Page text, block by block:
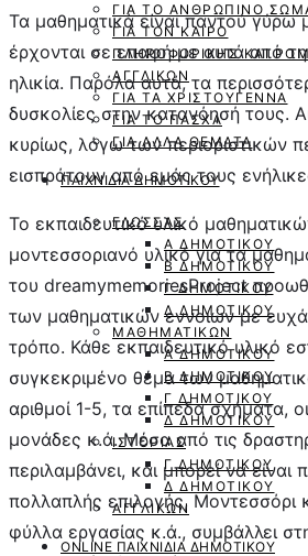
ΓΙΑ ΤΟ ΑΝΘΡΏΠΙΝΟ
ΓΙΑ ΤΟΝ ΚΑΙΡΌ
ΠΛΗΡΟΦΟΡΙΚΉΣ ΚΑΙ
ΑΓΓΛΙΚΏΝ
ΓΙΑ ΤΑ ΧΡΙΣΤΟΎΓΕΝΝΑ
ΓΙΑ ΤΟ ΠΆΣΧΑ
ΓΙΑ ΆΛΛΑ ΘΈΜΑΤΑ
ΠΑΙΧΝΊΔΙΑ ΔΗΜΟΤΙΚΟΎ
ΓΛΏΣΣΑΣ
Α ΔΗΜΟΤΙΚΟΎ
Β ΔΗΜΟΤΙΚΟΎ
Γ ΔΗΜΟΤΙΚΟΎ
Δ ΔΗΜΟΤΙΚΟΎ
ΜΑΘΗΜΑΤΙΚΏΝ
Α ΔΗΜΟΤΙΚΟΎ
Β ΔΗΜΟΤΙΚΟΎ
Γ ΔΗΜΟΤΙΚΟΎ
Δ ΔΗΜΟΤΙΚΟΎ
ΙΣΤΟΡΊΑΣ
Γ ΔΗΜΟΤΙΚΟΎ
Δ ΔΗΜΟΤΙΚΟΎ
ΑΓΓΛΙΚΏΝ
ONLINE ΠΑΙΧΝΙΔΙΑ ΔΗΜΟΤΙΚΟΎ
Τα μαθηματικά είναι παντού γύρω
έρχονται σε επαφή με αυτά από
ηλικία. Παρόλα αυτά, τα
δυσκολίες στην κατανόησή τους.
κυρίως, λόγω των περιοριστικών
εισπράτουν από εμάς τους
Το εκπαιδευτικό υλικό
μοντεσσοριανό υλικό για τα
του dreamymemoriesProject
των μαθηματικών εννοιών με
τρόπο. Κάθε εκπαιδευτικό υλικό
συγκεκριμένο θέμα των
αριθμοί 1-5, τα επίπεδα σχήματα,
μονάδες κ.ά. Μέσα από τις
περιλαμβάνει, και μπορεί να είναι
πολλαπλής επιλογής, Μοντεσσόρι
φύλλα εργασίας κ.ά., συμβάλλει